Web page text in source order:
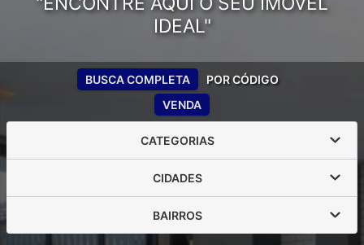
IDEAL"
VENDA
BUSCA COMPLETA POR CÓDIGO
CATEGORIAS
CIDADES
BAIRROS